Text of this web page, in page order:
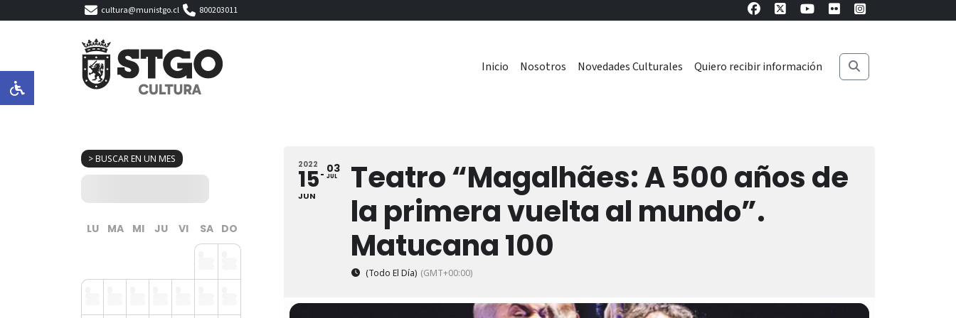
cultura@munistgo.cl 800203011
Inicio Nosotros Novedades Culturales Quiero recibir información
> BUSCAR EN UN MES
LU MA MI JU VI SA DO
2022
15
JUN
03
JUL
Teatro “Magalhães: A 500 años de
la primera vuelta al mundo”.
Matucana 100
(Todo El Día) (GMT+00:00)